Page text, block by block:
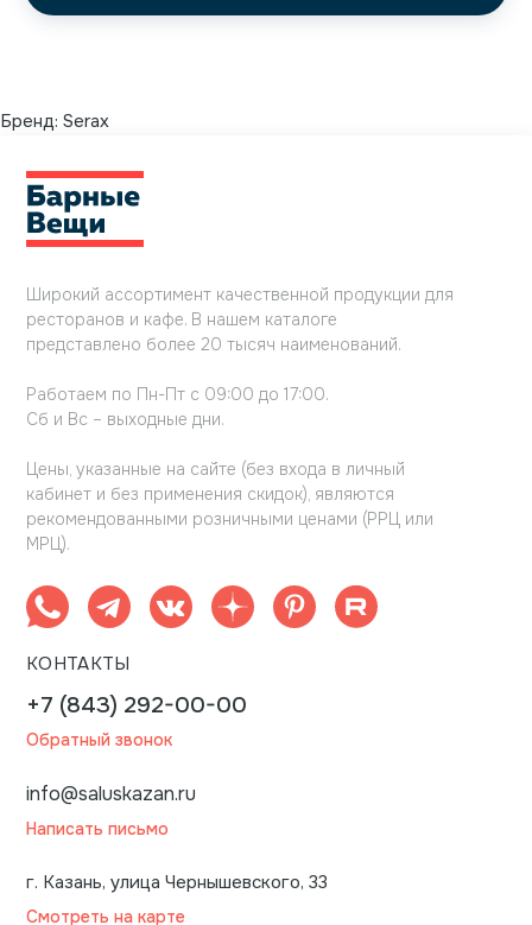
Бренд: Serax
Широкий ассортимент качественной продукции для
ресторанов и кафе. В нашем каталоге
представлено более 20 тысяч наименований.
Работаем по Пн-Пт с 09:00 до 17:00.
Сб и Вс – выходные дни.
Цены, указанные на сайте (без входа в личный
кабинет и без применения скидок), являются
рекомендованными розничными ценами (РРЦ или
МРЦ).
КОНТАКТЫ
+7 (843) 292-00-00
Обратный звонок
info@saluskazan.ru
Написать письмо
г. Казань, улица Чернышевского, 33
Смотреть на карте